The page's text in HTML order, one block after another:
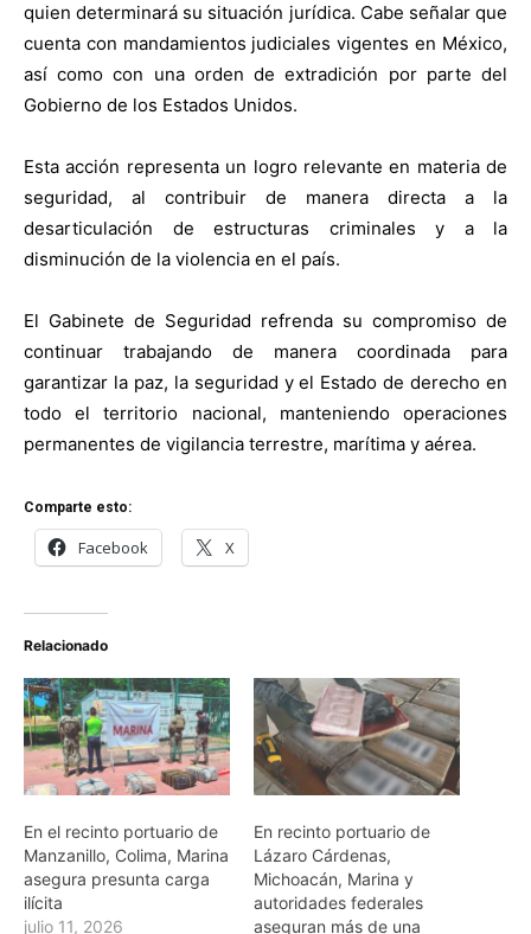
quien determinará su situación jurídica. Cabe señalar que
cuenta con mandamientos judiciales vigentes en México,
así como con una orden de extradición por parte del
Gobierno de los Estados Unidos.
Esta acción representa un logro relevante en materia de
seguridad, al contribuir de manera directa a la
desarticulación de estructuras criminales y a la
disminución de la violencia en el país.
El Gabinete de Seguridad refrenda su compromiso de
continuar trabajando de manera coordinada para
garantizar la paz, la seguridad y el Estado de derecho en
todo el territorio nacional, manteniendo operaciones
permanentes de vigilancia terrestre, marítima y aérea.
Comparte esto:
Facebook X
Relacionado
En el recinto portuario de
Manzanillo, Colima, Marina
asegura presunta carga
ilícita
julio 11, 2026
En recinto portuario de
Lázaro Cárdenas,
Michoacán, Marina y
autoridades federales
aseguran más de una